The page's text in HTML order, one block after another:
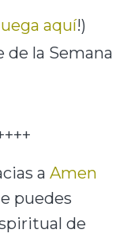
aquí!)
de la Semana
aAmen
puedes
de